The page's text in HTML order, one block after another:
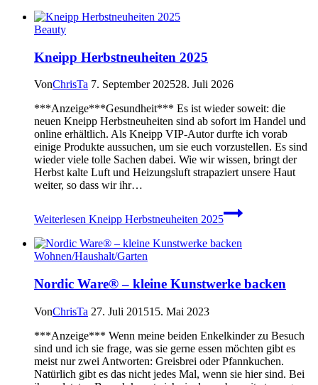
Beauty
Kneipp Herbstneuheiten 2025
VonChrisTa 7. September 202528. Juli 2026
***Anzeige***Gesundheit*** Es ist wieder soweit: die
neuen Kneipp Herbstneuheiten sind ab sofort im Handel und
online erhältlich. Als Kneipp VIP-Autor durfte ich vorab
einige Produkte aussuchen, um sie euch vorzustellen. Es sind
wieder viele tolle Sachen dabei. Wie wir wissen, bringt der
Herbst kalte Luft und Heizungsluft strapaziert unsere Haut
weiter, so dass wir ihr…
Weiterlesen Kneipp Herbstneuheiten 2025
Wohnen/Haushalt/Garten
Nordic Ware® – kleine Kunstwerke backen
VonChrisTa 27. Juli 201515. Mai 2023
***Anzeige*** Wenn meine beiden Enkelkinder zu Besuch
sind und ich sie frage, was sie gerne essen möchten gibt es
meist nur zwei Antworten: Greisbrei oder Pfannkuchen.
Natürlich gibt es das nicht jedes Mal, wenn sie hier sind. Bei